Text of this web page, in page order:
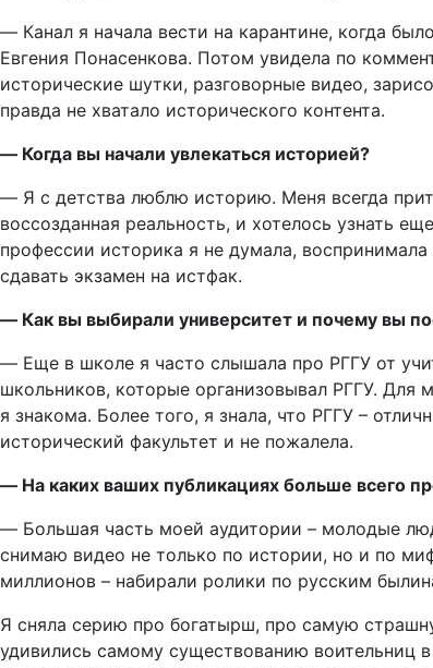
― Канал я начала вести на карантине, когда
Евгения Понасенкова. Потом увидела по
исторические шутки, разговорные видео,
правда не хватало исторического контента.
― Когда вы начали увлекаться историей?
― Я с детства люблю историю. Меня всегда
воссозданная реальность, и хотелось узнать
профессии историка я не думала,
сдавать экзамен на истфак.
― Как вы выбирали университет и почему вы
― Еще в школе я часто слышала про РГГУ от
школьников, которые организовывал РГГУ. Для
я знакома. Более того, я знала, что РГГУ –
исторический факультет и не пожалела.
― На каких ваших публикациях больше всего
― Большая часть моей аудитории – молодые
снимаю видео не только по истории, но и по
миллионов – набирали ролики по русским
Я сняла серию про богатырш, про самую
удивились самому существованию воительниц